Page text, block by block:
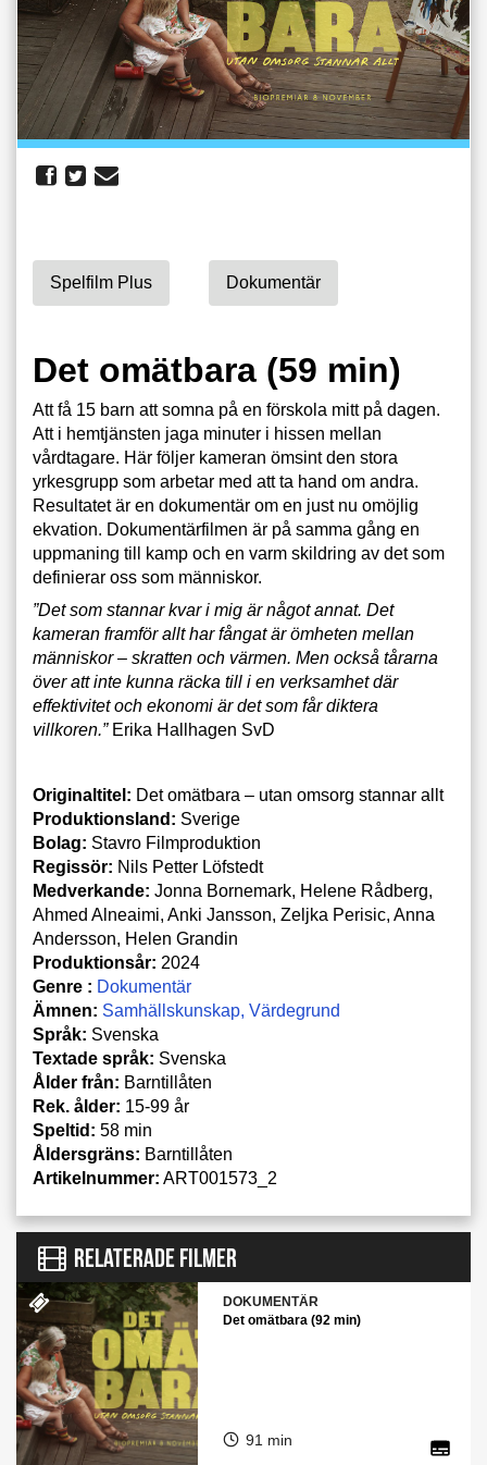
Spelfilm Plus Dokumentär
Det omätbara (59 min)
Att få 15 barn att somna på en förskola mitt på dagen.
Att i hemtjänsten jaga minuter i hissen mellan
vårdtagare. Här följer kameran ömsint den stora
yrkesgrupp som arbetar med att ta hand om andra.
Resultatet är en dokumentär om en just nu omöjlig
ekvation. Dokumentärfilmen är på samma gång en
uppmaning till kamp och en varm skildring av det som
definierar oss som människor.
”Det som stannar kvar i mig är något annat. Det
kameran framför allt har fångat är ömheten mellan
människor – skratten och värmen. Men också tårarna
över att inte kunna räcka till i en verksamhet där
effektivitet och ekonomi är det som får diktera
villkoren.”Erika Hallhagen SvD
Originaltitel: Det omätbara – utan omsorg stannar allt
Produktionsland: Sverige
Bolag: Stavro Filmproduktion
Regissör: Nils Petter Löfstedt
Medverkande: Jonna Bornemark, Helene Rådberg,
Ahmed Alneaimi, Anki Jansson, Zeljka Perisic, Anna
Andersson, Helen Grandin
Produktionsår: 2024
Genre : Dokumentär
Ämnen: Samhällskunskap Värdegrund
Språk: Svenska
Textade språk: Svenska
Ålder från: Barntillåten
Rek. ålder: 15-99 år
Speltid: 58 min
Åldersgräns: Barntillåten
Artikelnummer: ART001573_2
RELATERADE FILMER
DOKUMENTÄR
Det omätbara (92 min)
91 min